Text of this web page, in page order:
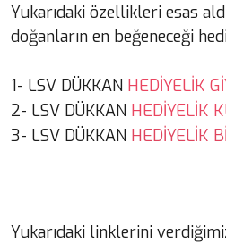
Yukarıdaki özellikleri esas
doğanların en beğeneceği
1- LSV DÜKKAN HEDİYELİK
2- LSV DÜKKAN HEDİYELİK
3- LSV DÜKKAN HEDİYELİK
Yukarıdaki linklerini